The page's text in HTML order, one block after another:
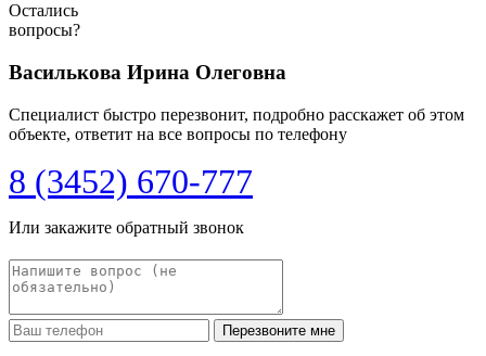
Остались
вопросы?
Василькова Ирина Олеговна
Специалист быстро перезвонит, подробно расскажет об этом
объекте, ответит на все вопросы по телефону
8 (3452) 670-777
Или закажите обратный звонок
Перезвоните мне